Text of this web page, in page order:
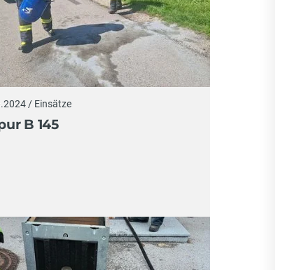
/ Einsätze
B 145